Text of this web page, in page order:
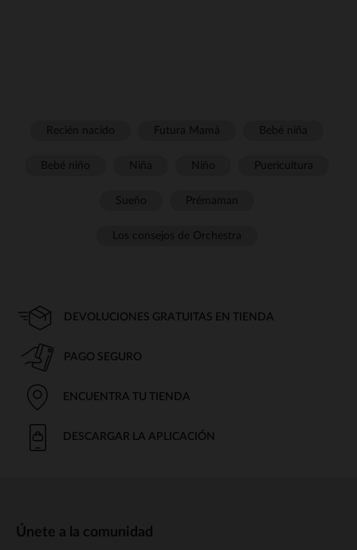
DEVOLUCIONES GRATUITAS EN TIENDA
PAGO SEGURO
ENCUENTRA TU TIENDA
DESCARGAR LA APLICACIÓN
Únete a la comunidad